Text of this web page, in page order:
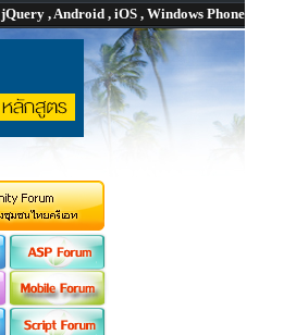
jQuery , Android , iOS , Windows Phone